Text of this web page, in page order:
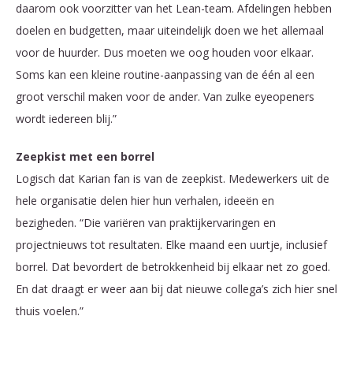
daarom ook voorzitter van het Lean-team. Afdelingen hebben
doelen en budgetten, maar uiteindelijk doen we het allemaal
voor de huurder. Dus moeten we oog houden voor elkaar.
Soms kan een kleine routine-aanpassing van de één al een
groot verschil maken voor de ander. Van zulke eyeopeners
wordt iedereen blij.”
Zeepkist met een borrel
Logisch dat Karian fan is van de zeepkist. Medewerkers uit de
hele organisatie delen hier hun verhalen, ideeën en
bezigheden. “Die variëren van praktijkervaringen en
projectnieuws tot resultaten. Elke maand een uurtje, inclusief
borrel. Dat bevordert de betrokkenheid bij elkaar net zo goed.
En dat draagt er weer aan bij dat nieuwe collega’s zich hier snel
thuis voelen.”